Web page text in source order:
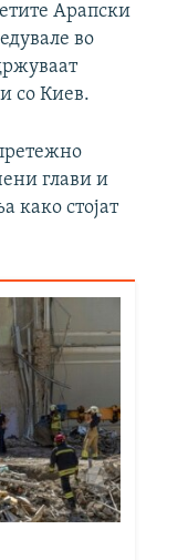
Арапски
во
со Киев.
глави и
како стојат